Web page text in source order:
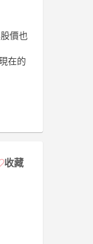
價也
在的
收藏